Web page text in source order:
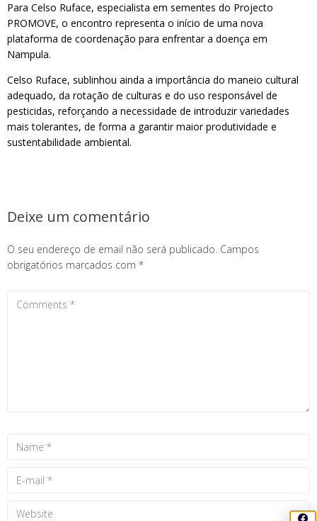
Para Celso Ruface, especialista em sementes do Projecto
PROMOVE, o encontro representa o início de uma nova
plataforma de coordenação para enfrentar a doença em
Nampula.
Celso Ruface, sublinhou ainda a importância do maneio cultural
adequado, da rotação de culturas e do uso responsável de
pesticidas, reforçando a necessidade de introduzir variedades
mais tolerantes, de forma a garantir maior produtividade e
sustentabilidade ambiental.
Deixe um comentário
O seu endereço de email não será publicado. Campos
obrigatórios marcados com *